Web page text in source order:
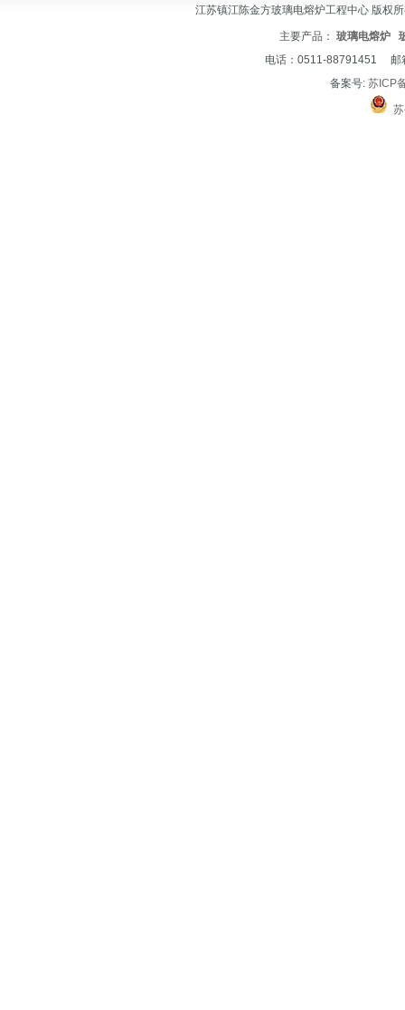
江苏镇江陈金方玻璃电熔炉工程中心 版权
主要产品： 玻璃电熔炉
电话：0511-88791451 邮
备案号: 苏ICP